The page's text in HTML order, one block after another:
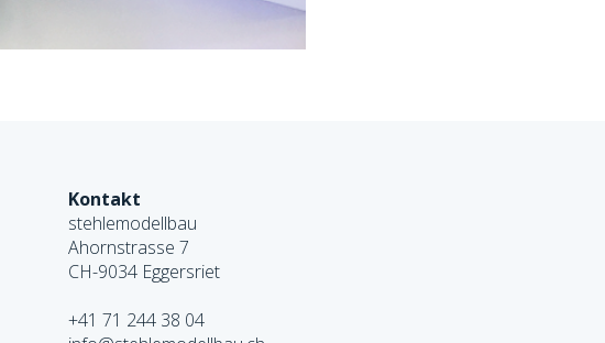
Kontakt
stehlemodellbau
Ahornstrasse 7
CH-9034 Eggersriet
+41 71 244 38 04